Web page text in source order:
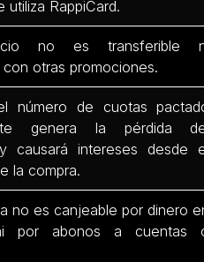
utiliza RappiCard.
no es transferible
con otras promociones.
número de cuotas
genera la pérdida
causará intereses desde
la compra.
no es canjeable por dinero
por abonos a cuentas